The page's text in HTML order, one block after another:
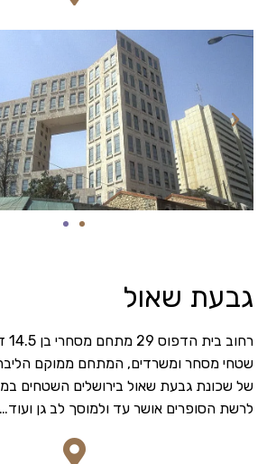
גבעת שאול
שטחי מסחר ומשרדים, המתחם ממוקם
של שכונת גבעת שאול בירושלים השטחים
לרשת הסופרים אושר עד ולמוסך לב גן ועוד…